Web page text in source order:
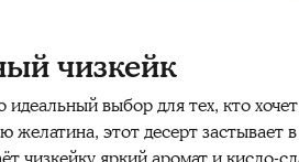
чизкейк
выбор для тех, кто
желатина, этот десерт